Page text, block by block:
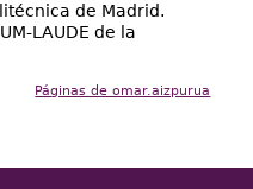
de Madrid.
LAUDE de la
Páginas de omar.aizpurua